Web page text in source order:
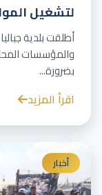
لتشغيل
أطلقت بلدية
والمؤسسات
بضرورة...
اقرأ المزيد
أخبار